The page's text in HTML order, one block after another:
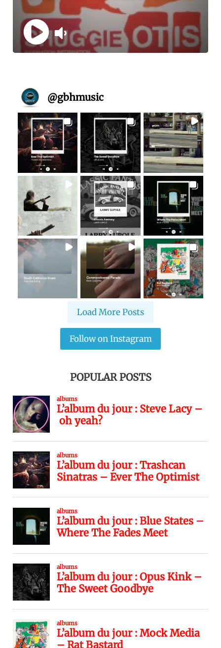
@gbhmusic
Load More Posts
Follow on Instagram
POPULAR POSTS